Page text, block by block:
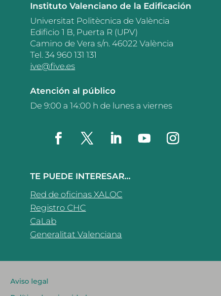
Instituto Valenciano de la Edificación
Universitat Politècnica de València
Edificio 1 B, Puerta R (UPV)
Camino de Vera s/n. 46022 València
Tel. 34 960 131 131
ive@five.es
Atención al público
De 9:00 a 14:00 h de lunes a viernes
TE PUEDE INTERESAR…
Red de oficinas XALOC
Registro CHC
CaLab
Generalitat Valenciana
Aviso legal